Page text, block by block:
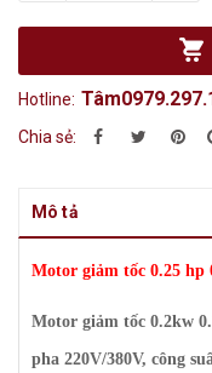
Hotline:
Chia sẻ:
Mô tả
Motor giảm tốc 0.25 hp
Motor giảm tốc 0.2kw
pha 220V/380V, công